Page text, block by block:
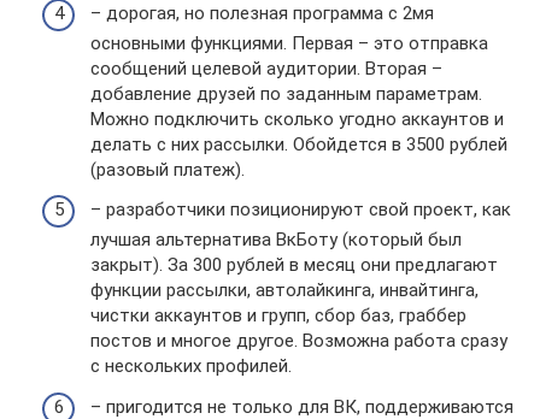
– дорогая, но полезная программа с 2мя
основными функциями. Первая – это отправка
сообщений целевой аудитории. Вторая –
добавление друзей по заданным параметрам.
Можно подключить сколько угодно аккаунтов и
делать с них рассылки. Обойдется в 3500 рублей
(разовый платеж).
– разработчики позиционируют свой проект, как
лучшая альтернатива ВкБоту (который был
закрыт). За 300 рублей в месяц они предлагают
функции рассылки, автолайкинга, инвайтинга,
чистки аккаунтов и групп, сбор баз, граббер
постов и многое другое. Возможна работа сразу
с нескольких профилей.
– пригодится не только для ВК, поддерживаются